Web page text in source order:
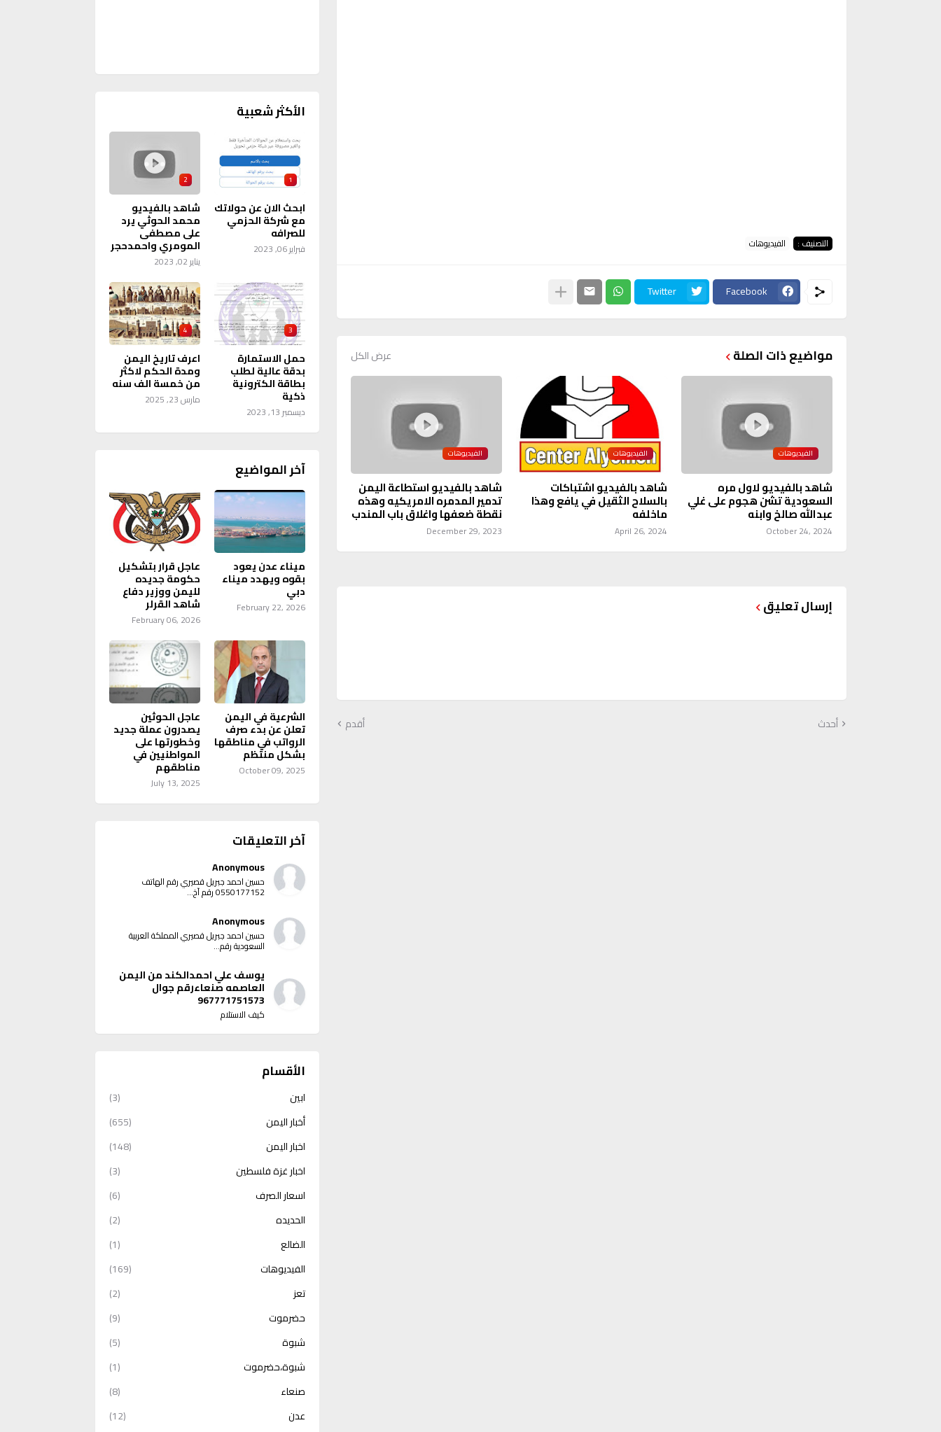
التصنيف : الفيديوهات
Facebook
Twitter
مواضيع ذات الصلة عرض الكل
الفيديوهات
شاهد بالفيديو لاول مره
السعودية تشن هجوم على غلي
عبدالله صالخ وابنه
October 24, 2024
الفيديوهات
شاهد بالفيديو اشتباكات
بالسلاح الثقيل في يافع وهذا
ماخلفه
April 26, 2024
الفيديوهات
شاهد بالفيديو استطاعة اليمن
تدمير المدمره الامريكيه وهذه
نقطة ضعفها واغلاق باب المندب
December 29, 2023
إرسال تعليق
أحدث أقدم
الأكثر شعبية
1
ابحث الان عن حولاتك
مع شركة الحزمي
للصرافه
فبراير 06, 2023
2
شاهد بالفيديو
محمد الحوثي يرد
على مصطفى
المومري واحمدحجر
يناير 02, 2023
3
حمل الاستمارة
بدقة عالية لطلب
بطاقة الكترونية
ذكية
ديسمبر 13, 2023
4
اعرف تاريخ اليمن
ومدة الحكم لاكثر
من خمسة الف سنه
مارس 23, 2025
آخر المواضيع
ميناء عدن يعود
بقوه ويهدد ميناء
دبي
February 22, 2026
عاجل قرار بتشكيل
حكومة جديده
لليمن ووزير دفاع
شاهد القرلر
February 06, 2026
الشرعية في اليمن
تعلن عن بدء صرف
الرواتب في مناطقها
بشكل منتظم
October 09, 2025
عاجل الحوثين
يصدرون عملة جديد
وخطورتها على
المواطنيين في
مناطقهم
July 13, 2025
آخر التعليقات
Anonymous
حسين احمد جبريل قصيري رقم الهاتف
0550177152 رقم آخ...
Anonymous
حسين احمد جبريل قصيري المملكة العربية
السعودية رقم...
يوسف علي احمدالكند من اليمن
العاصمه صنعاءرقم جوال
967771751573
كيف الاستلام
الأقسام
ابين
(3)
أخبار اليمن
(655)
اخبار اليمن
(148)
اخبار غزة فلسطين
(3)
اسعار الصرف
(6)
الحديده
(2)
الضالع
(1)
الفيديوهات
(169)
تعز
(2)
حضرموت
(9)
شبوة
(5)
شبوة،حضرموت
(1)
صنعاء
(8)
عدن
(12)